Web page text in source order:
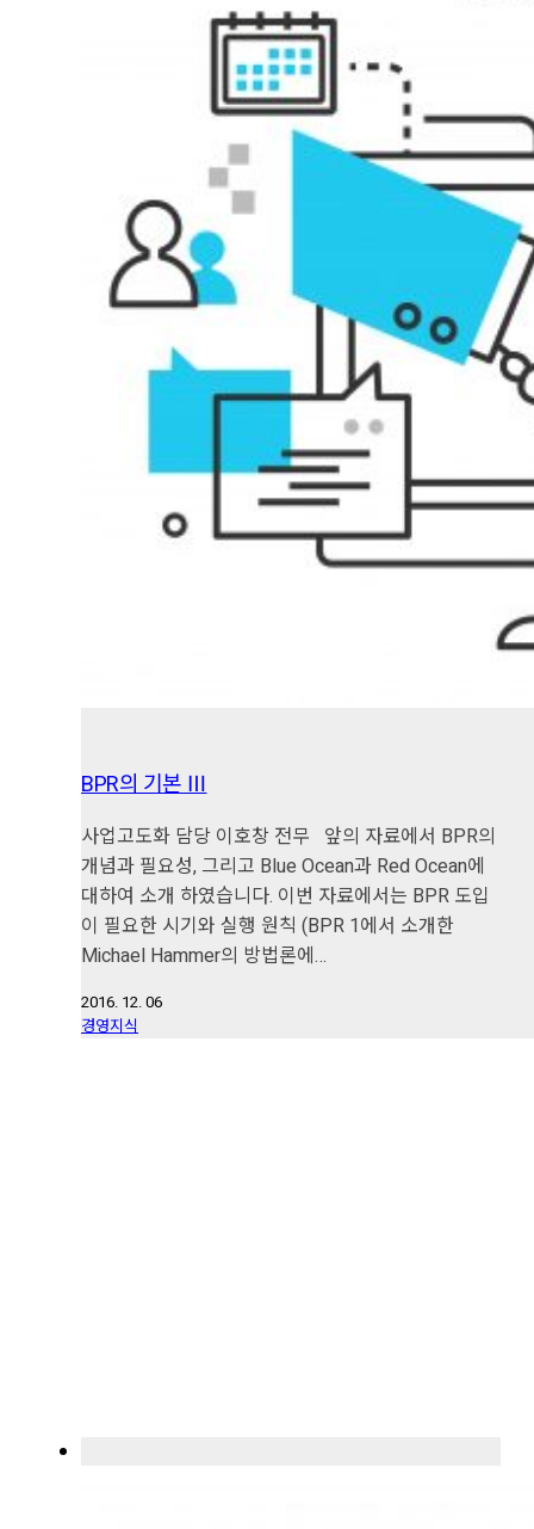
BPR의 기본 Ⅲ
사업고도화 담당 이호창 전무 앞의 자료에서 BPR의
개념과 필요성, 그리고 Blue Ocean과 Red Ocean에
대하여 소개 하였습니다. 이번 자료에서는 BPR 도입
이 필요한 시기와 실행 원칙 (BPR 1에서 소개한
Michael Hammer의 방법론에…
2016. 12. 06
경영지식